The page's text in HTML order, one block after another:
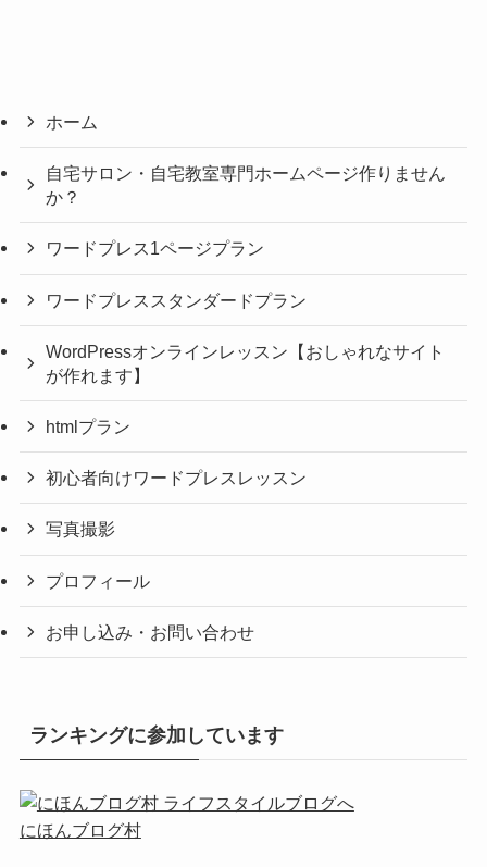
ホーム
自宅サロン・自宅教室専門ホームページ作りません
か？
ワードプレス1ページプラン
ワードプレススタンダードプラン
WordPressオンラインレッスン【おしゃれなサイト
が作れます】
htmlプラン
初心者向けワードプレスレッスン
写真撮影
プロフィール
お申し込み・お問い合わせ
ランキングに参加しています
にほんブログ村